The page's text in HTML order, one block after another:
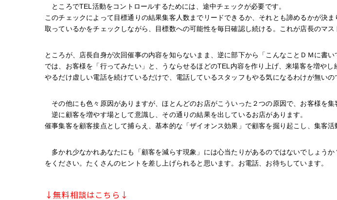
ところでTEL活動をコントロールするためには、途中チェックが必要です。
このチェックによって目標通りの結果集客人数までリードできるか、それとも諦めるかが決
取っているかをチェックしながら、目標数への可能性を毎日確認し続ける。これが店長のマス
ところが、店長自身が次回催事の内容を知らないまま、逆に部下から「こんなことＤＭに書
では、お客様を「行ってみたい」と、うならせるほどのTEL内容を作り上げ、来場客を増や
やるだけ虚しい電話を続けているだけで、電話しているスタッフもやる気になるわけが無いの
その他にも色々原因がありますが、ほとんどのお店がこういった２つの原因で、お客様を集
逆に顧客を増やす場として意識し、その通りの結果を出しているお店があります。
催事集客を顧客接点として捕らえ、基本的な「ザイオンス効果」で顧客を掘り起こし、集客活
多かれ少なかれあなたにも「顧客を減らす現象」には心当たりがあるのではないでしょう
をください。たくさんのヒントを差し上げられると思います。お電話、お待ちしています。
↓無料相談はこちら↓